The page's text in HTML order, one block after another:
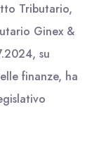
Tributario,
Ginex &
su
finanze, ha